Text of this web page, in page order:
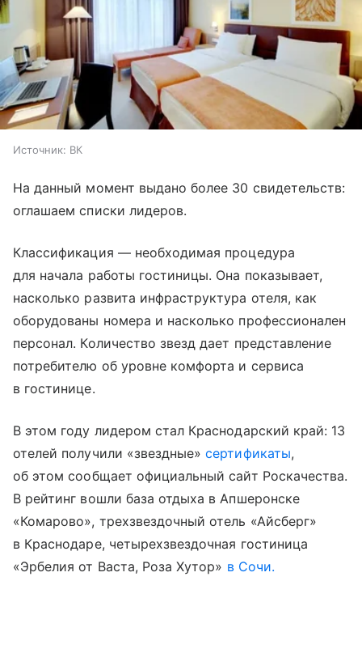
Источник: ВК
На данный момент выдано более 30 свидетельств:
оглашаем списки лидеров.
Классификация — необходимая процедура
для начала работы гостиницы. Она показывает,
насколько развита инфраструктура отеля, как
оборудованы номера и насколько профессионален
персонал. Количество звезд дает представление
потребителю об уровне комфорта и сервиса
в гостинице.
В этом году лидером стал Краснодарский край: 13
отелей получили «звездные»сертификаты,
об этом сообщает официальный сайт Роскачества.
В рейтинг вошли база отдыха в Апшеронске
«Комарово», трехзвездочный отель «Айсберг»
в Краснодаре, четырехзвездочная гостиница
«Эрбелия от Васта, Роза Хутор» в Сочи.